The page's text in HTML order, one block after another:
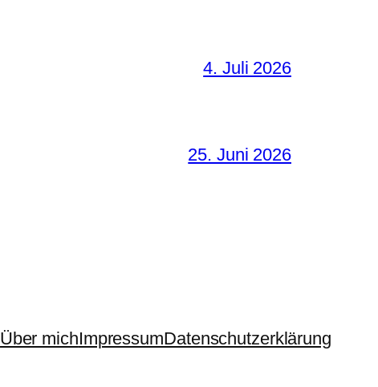
4. Juli 2026
25. Juni 2026
Über michImpressumDatenschutzerklärung